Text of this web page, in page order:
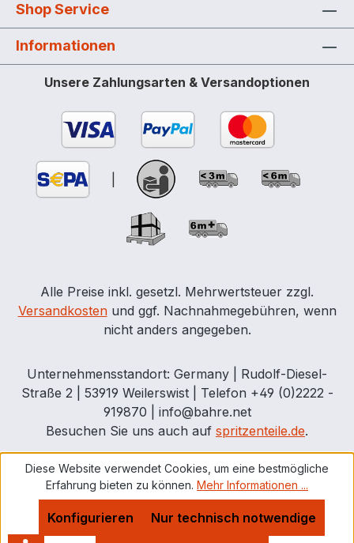
Shop Service
Informationen
Unsere Zahlungsarten & Versandoptionen
Alle Preise inkl. gesetzl. Mehrwertsteuer zzgl.
Versandkostenund ggf. Nachnahmegebühren, wenn
nicht anders angegeben.
Unternehmensstandort: Germany | Rudolf-Diesel-
Straße 2 | 53919 Weilerswist | Telefon +49 (0)2222 -
919870 | info@bahre.net
Besuchen Sie uns auch auf spritzenteile.de.
Diese Website verwendet Cookies, um eine bestmögliche
Erfahrung bieten zu können. Mehr Informationen ...
Nur technisch notwendige
Konfigurieren